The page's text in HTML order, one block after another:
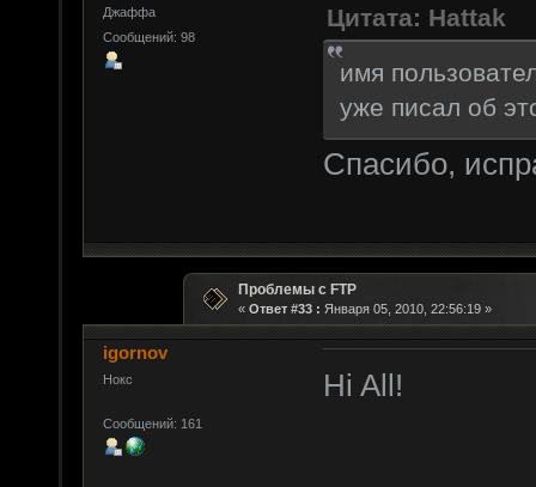
Джаффа
Сообщений: 98
Цитата: Hattak
имя
уже писал об
Спасибо,
Проблемы с FTP
« Ответ #33 : Января 05, 2010, 22:56:19 »
igornov
Нокс
Сообщений: 161
Hi All!